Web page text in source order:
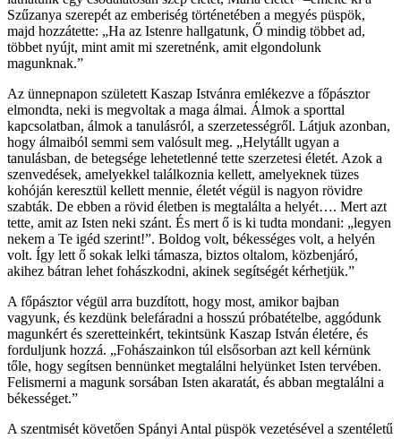
Szűzanya szerepét az emberiség történetében a megyés püspök,
majd hozzátette: „Ha az Istenre hallgatunk, Ő mindig többet ad,
többet nyújt, mint amit mi szeretnénk, amit elgondolunk
magunknak.”
Az ünnepnapon született Kaszap Istvánra emlékezve a főpásztor
elmondta, neki is megvoltak a maga álmai. Álmok a sporttal
kapcsolatban, álmok a tanulásról, a szerzetességről. Látjuk azonban,
hogy álmaiból semmi sem valósult meg. „Helytállt ugyan a
tanulásban, de betegsége lehetetlenné tette szerzetesi életét. Azok a
szenvedések, amelyekkel találkoznia kellett, amelyeknek tüzes
kohóján keresztül kellett mennie, életét végül is nagyon rövidre
szabták. De ebben a rövid életben is megtalálta a helyét…. Mert azt
tette, amit az Isten neki szánt. És mert ő is ki tudta mondani: „legyen
nekem a Te igéd szerint!”. Boldog volt, békességes volt, a helyén
volt. Így lett ő sokak lelki támasza, biztos oltalom, közbenjáró,
akihez bátran lehet fohászkodni, akinek segítségét kérhetjük.”
A főpásztor végül arra buzdított, hogy most, amikor bajban
vagyunk, és kezdünk belefáradni a hosszú próbatételbe, aggódunk
magunkért és szeretteinkért, tekintsünk Kaszap István életére, és
forduljunk hozzá. „Fohászainkon túl elsősorban azt kell kérnünk
tőle, hogy segítsen bennünket megtalálni helyünket Isten tervében.
Felismerni a magunk sorsában Isten akaratát, és abban megtalálni a
békességet.”
A szentmisét követően Spányi Antal püspök vezetésével a szentéletű